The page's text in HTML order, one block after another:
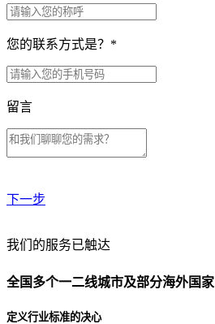
您的联系方式是？ *
留言
下一步
贵公司预算范围是？
贵公司的团队规模是？
我们的服务已触达
全国多个一二线城市及部分海外国家
定义行业标准的决心